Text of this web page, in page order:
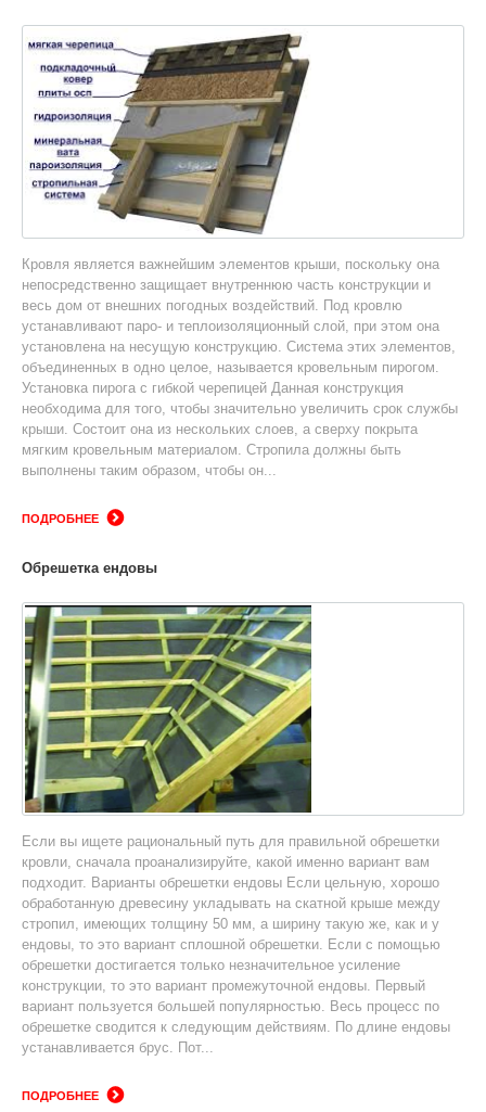
Кровля является важнейшим элементов крыши, поскольку она
непосредственно защищает внутреннюю часть конструкции и
весь дом от внешних погодных воздействий. Под кровлю
устанавливают паро- и теплоизоляционный слой, при этом она
установлена на несущую конструкцию. Система этих элементов,
объединенных в одно целое, называется кровельным пирогом.
Установка пирога с гибкой черепицей Данная конструкция
необходима для того, чтобы значительно увеличить срок службы
крыши. Состоит она из нескольких слоев, а сверху покрыта
мягким кровельным материалом. Стропила должны быть
выполнены таким образом, чтобы он...
ПОДРОБНЕЕ
Обрешетка ендовы
Если вы ищете рациональный путь для правильной обрешетки
кровли, сначала проанализируйте, какой именно вариант вам
подходит. Варианты обрешетки ендовы Если цельную, хорошо
обработанную древесину укладывать на скатной крыше между
стропил, имеющих толщину 50 мм, а ширину такую же, как и у
ендовы, то это вариант сплошной обрешетки. Если с помощью
обрешетки достигается только незначительное усиление
конструкции, то это вариант промежуточной ендовы. Первый
вариант пользуется большей популярностью. Весь процесс по
обрешетке сводится к следующим действиям. По длине ендовы
устанавливается брус. Пот...
ПОДРОБНЕЕ